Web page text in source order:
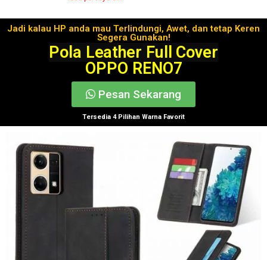
Jadi kalau HP anda mau Terlindungi, Awet, dan tetap Keren
Segera Gunakan!
Pola Leather Full Cover
OPPO RENO7
Pesan Sekarang
Tersedia 4 Pilihan Warna Favorit